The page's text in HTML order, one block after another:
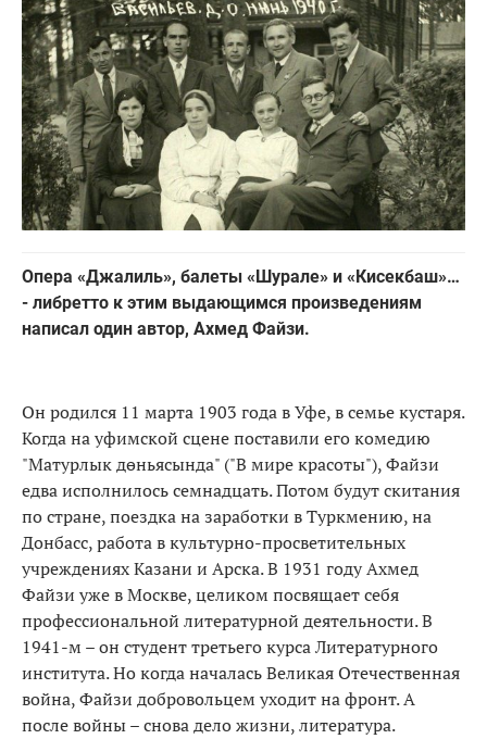
Опера «Джалиль», балеты «Шурале» и «Кисекбаш»…
- либретто к этим выдающимся произведениям
написал один автор, Ахмед Файзи.
Он родился 11 марта 1903 года в Уфе, в семье кустаря.
Когда на уфимской сцене поставили его комедию
"Матурлык дөньясында" ("В мире красоты"), Файзи
едва исполнилось семнадцать. Потом будут скитания
по стране, поездка на заработки в Туркмению, на
Донбасс, работа в культурно-просветительных
учреждениях Казани и Арска. В 1931 году Ахмед
Файзи уже в Москве, целиком посвящает себя
профессиональной литературной деятельности. В
1941-м – он студент третьего курса Литературного
института. Но когда началась Великая Отечественная
война, Файзи добровольцем уходит на фронт. А
после войны – снова дело жизни, литература.